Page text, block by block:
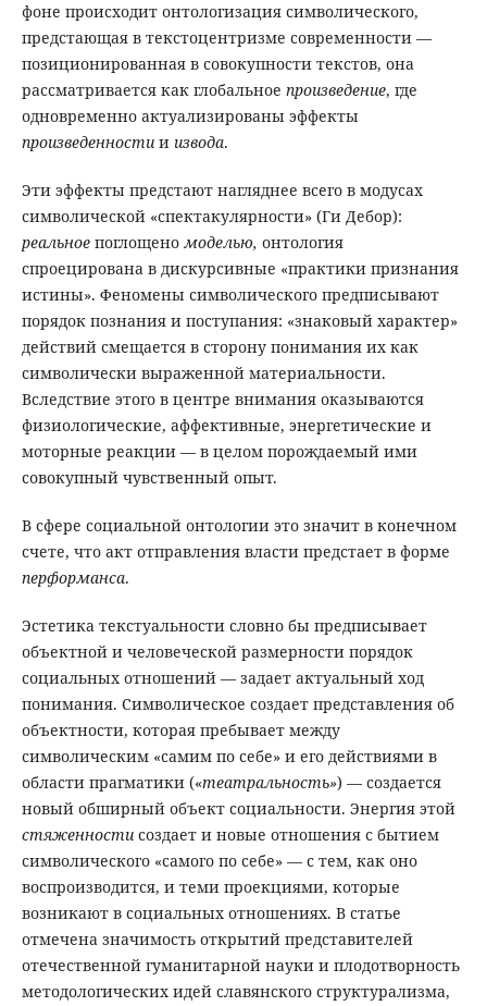
фоне происходит онтологизация символического,
предстающая в текстоцентризме современности —
позиционированная в совокупности текстов, она
рассматривается как глобальное произведение, где
одновременно актуализированы эффекты
произведенности и извода.
Эти эффекты предстают нагляднее всего в модусах
символической «спектакулярности» (Ги Дебор):
реальное поглощено моделью, онтология
спроецирована в дискурсивные «практики признания
истины». Феномены символического предписывают
порядок познания и поступания: «знаковый характер»
действий смещается в сторону понимания их как
символически выраженной материальности.
Вследствие этого в центре внимания оказываются
физиологические, аффективные, энергетические и
моторные реакции — в целом порождаемый ими
совокупный чувственный опыт.
В сфере социальной онтологии это значит в конечном
счете, что акт отправления власти предстает в форме
перформанса.
Эстетика текстуальности словно бы предписывает
объектной и человеческой размерности порядок
социальных отношений — задает актуальный ход
понимания. Символическое создает представления об
объектности, которая пребывает между
символическим «самим по себе» и его действиями в
области прагматики («театральность») — создается
новый обширный объект социальности. Энергия этой
стяженности создает и новые отношения с бытием
символического «самого по себе» — с тем, как оно
воспроизводится, и теми проекциями, которые
возникают в социальных отношениях. В статье
отмечена значимость открытий представителей
отечественной гуманитарной науки и плодотворность
методологических идей славянского структурализма,